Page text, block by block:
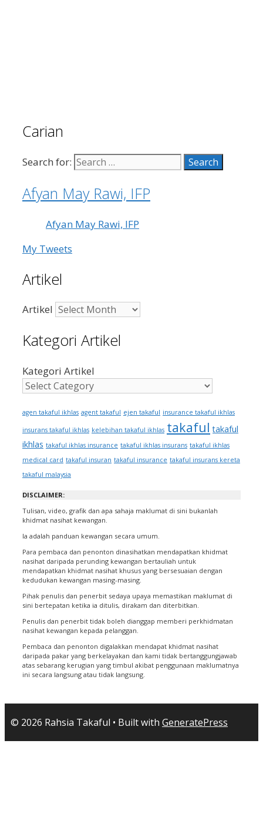
Carian
Search for:
Afyan May Rawi, IFP
Afyan May Rawi, IFP
My Tweets
Artikel
Artikel
Kategori Artikel
Kategori Artikel
agen takaful ikhlas agent takaful ejen takaful insurance takaful ikhlas
insurans takaful ikhlas kelebihan takaful ikhlas takaful takaful
ikhlas takaful ikhlas insurance takaful ikhlas insurans takaful ikhlas
medical card takaful insuran takaful insurance takaful insurans kereta
takaful malaysia
DISCLAIMER:
Tulisan, video, grafik dan apa sahaja maklumat di sini bukanlah
khidmat nasihat kewangan.
Ia adalah panduan kewangan secara umum.
Para pembaca dan penonton dinasihatkan mendapatkan khidmat
nasihat daripada perunding kewangan bertauliah untuk
mendapatkan khidmat nasihat khusus yang bersesuaian dengan
kedudukan kewangan masing-masing.
Pihak penulis dan penerbit sedaya upaya memastikan maklumat di
sini bertepatan ketika ia ditulis, dirakam dan diterbitkan.
Penulis dan penerbit tidak boleh dianggap memberi perkhidmatan
nasihat kewangan kepada pelanggan.
Pembaca dan penonton digalakkan mendapat khidmat nasihat
daripada pakar yang berkelayakan dan kami tidak bertanggungjawab
atas sebarang kerugian yang timbul akibat penggunaan maklumatnya
ini secara langsung atau tidak langsung.
© 2026 Rahsia Takaful • Built with GeneratePress